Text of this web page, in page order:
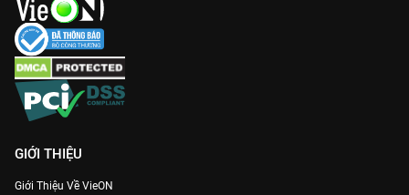
GIỚI THIỆU
Giới Thiệu Về VieON